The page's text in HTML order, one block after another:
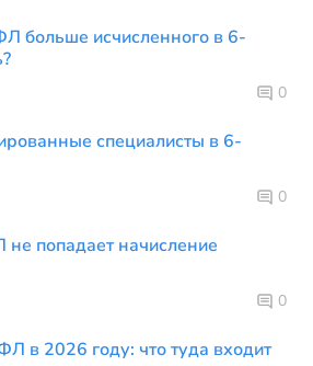
больше исчисленного в 6-
0
специалисты в 6-
0
попадает начисление
0
в 2026 году: что туда входит